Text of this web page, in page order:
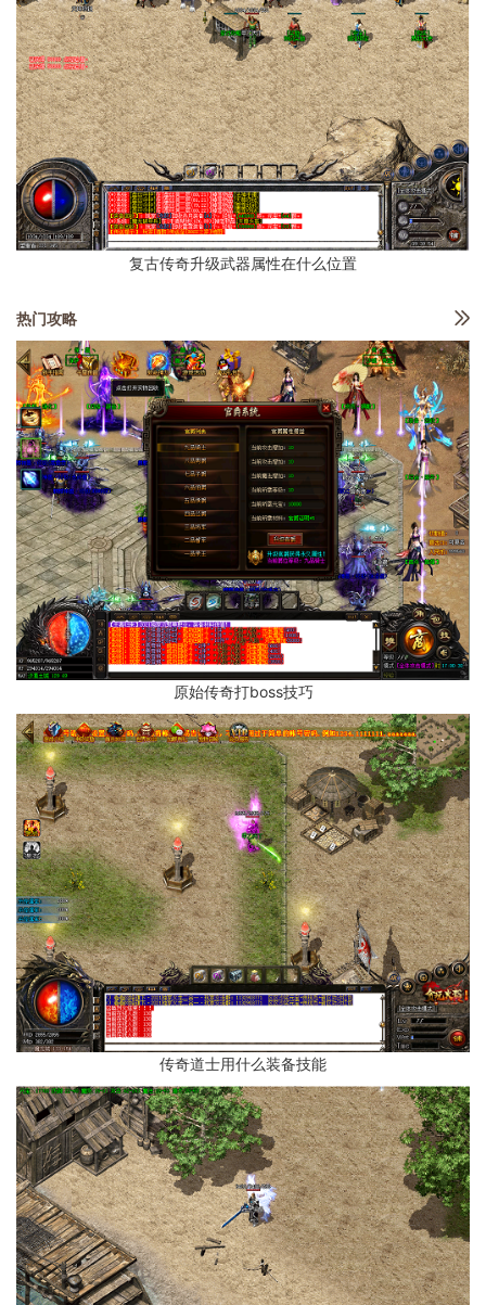
复古传奇升级武器属性在什么位置
热门攻略
原始传奇打boss技巧
传奇道士用什么装备技能